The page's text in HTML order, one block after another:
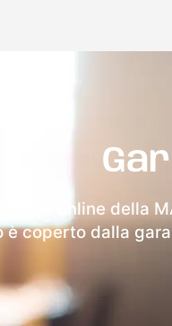
l'invio online della
è coperto dalla